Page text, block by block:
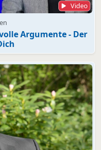
Video
Argumente - Der